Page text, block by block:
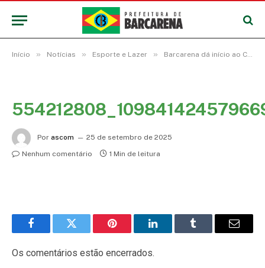
Início » Notícias » Esporte e Lazer » Barcarena dá início ao Campeonato Municipal de vôlei 2025
Por ascom
25 de setembro de 2025
Nenhum comentário
1 Min de leitura
FacebookTwitter Pinterest LinkedInTumblr
E-
Os comentários estão encerrados.